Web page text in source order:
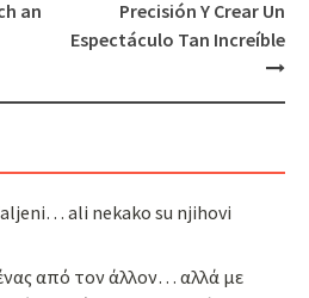
an
Precisión Y Crear Un
Espectáculo Tan Increíble
ali nekako su njihovi
από τον άλλον… αλλά με